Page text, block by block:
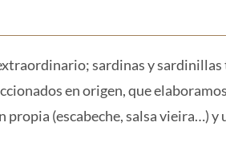
sardinas y sardinillas
en origen, que
(escabeche, salsa vieira…)